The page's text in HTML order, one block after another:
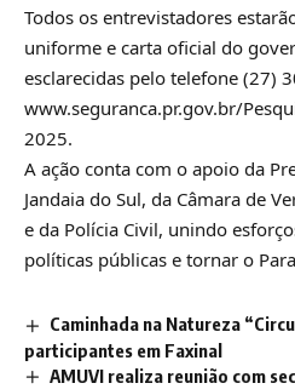
Todos os entrevistadores
uniforme e carta oficial do
esclarecidas pelo telefone (27)
www.seguranca.pr.gov.br/
2025.
A ação conta com o apoio da
Jandaia do Sul, da Câmara de
e da Polícia Civil, unindo
políticas públicas e tornar o
Caminhada na Natureza
participantes em Faxinal
AMUVI realiza reunião com